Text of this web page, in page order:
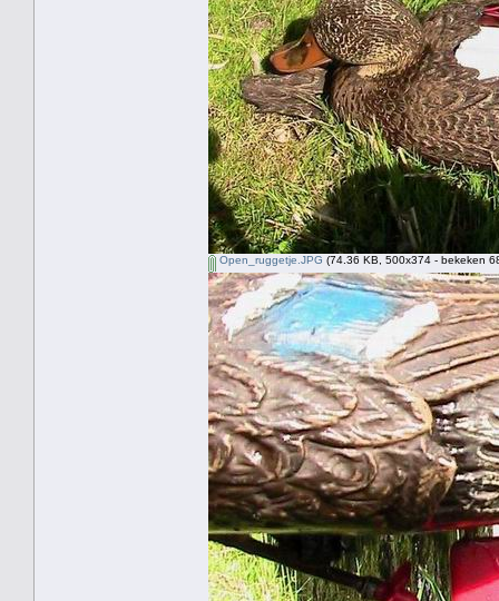
Open_ruggetje.JPG (74.36 KB, 500x374 - bekeken